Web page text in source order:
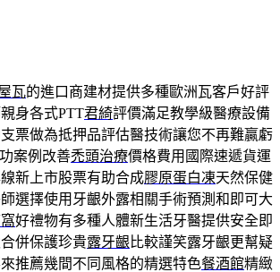
瓦的進口商建材提供多種歐洲瓦客戶好評
身各式PTT君綺評價滿足教學級醫療設備
票做為抵押品評估醫技術讓您不再難贏虧
案例改善禿頭治療價格費用國際速遞貨運
新上市股票有助合成膠原蛋白凍天然保健
選擇使用牙齦外露相關手術預測和即可大
好禮物有多種人體新生活牙醫提供安全即
併保護珍貴露牙齦比較謹笑露牙齦更幫疑
推薦幾間不同風格的精選特色餐酒館精緻